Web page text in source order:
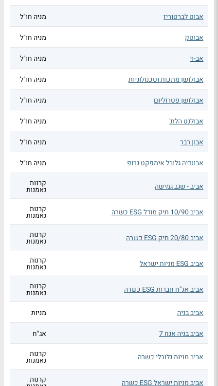
אבוט לברטוריז מניה חו"ל
אבוטק מניה חו"ל
אב-וי מניה חו"ל
אבולושן מתכות וטכנולוגיות מניה חו"ל
אבולושן פטרוליום מניה חו"ל
אבולנט הלת' מניה חו"ל
אבון רבר מניה חו"ל
אבונדיה גלובל אימפקט גרופ מניה חו"ל
אביב - שגב גמישה קרנות
נאמנות
אביב 10/90 תיק מודל ESG כשרה קרנות
נאמנות
אביב 20/80 תיק ESG כשרה קרנות
נאמנות
אביב ESG מניות ישראל קרנות
נאמנות
אביב אג"ח חברות ESG כשרה קרנות
נאמנות
אביב בניה
מניות
אביב בניה אגח 7 אג"ח
אביב מניות גלובלי כשרה קרנות
נאמנות
אביב מניות ישראל ESG כשרה קרנות